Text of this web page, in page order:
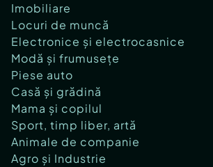
Imobiliare
Locuri de muncă
Electronice și electrocasnice
Modă și frumusețe
Piese auto
Casă și grădină
Mama și copilul
Sport, timp liber, artă
Animale de companie
Agro și Industrie